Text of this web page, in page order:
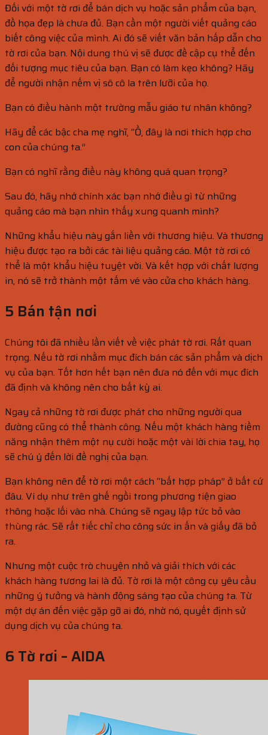
Đối với một tờ rơi để bán dịch vụ hoặc sản phẩm của bạn,
đồ họa đẹp là chưa đủ. Bạn cần một người viết quảng cáo
biết công việc của mình. Ai đó sẽ viết văn bản hấp dẫn cho
tờ rơi của bạn. Nội dung thú vị sẽ được đề cập cụ thể đến
đối tượng mục tiêu của bạn. Bạn có làm kẹo không? Hãy
để người nhận nếm vị sô cô la trên lưỡi của họ.
Bạn có điều hành một trường mẫu giáo tư nhân không?
Hãy để các bậc cha mẹ nghĩ, “Ồ, đây là nơi thích hợp cho
con của chúng ta.”
Bạn có nghĩ rằng điều này không quá quan trọng?
Sau đó, hãy nhớ chính xác bạn nhớ điều gì từ những
quảng cáo mà bạn nhìn thấy xung quanh mình?
Những khẩu hiệu này gắn liền với thương hiệu. Và thương
hiệu được tạo ra bởi các tài liệu quảng cáo. Một tờ rơi có
thể là một khẩu hiệu tuyệt vời. Và kết hợp với chất lượng
in, nó sẽ trở thành một tấm vé vào cửa cho khách hàng.
5 Bán tận nơi
Chúng tôi đã nhiều lần viết về việc phát tờ rơi. Rất quan
trọng. Nếu tờ rơi nhằm mục đích bán các sản phẩm và dịch
vụ của bạn. Tốt hơn hết bạn nên đưa nó đến với mục đích
đã định và không nên cho bất kỳ ai.
Ngay cả những tờ rơi được phát cho những người qua
đường cũng có thể thành công. Nếu một khách hàng tiềm
năng nhận thêm một nụ cười hoặc một vài lời chia tay, họ
sẽ chú ý đến lời đề nghị của bạn.
Bạn không nên để tờ rơi một cách “bất hợp pháp” ở bất cứ
đâu. Ví dụ như trên ghế ngồi trong phương tiện giao
thông hoặc lối vào nhà. Chúng sẽ ngay lập tức bỏ vào
thùng rác. Sẽ rất tiếc chỉ cho công sức in ấn và giấy đã bỏ
ra.
Nhưng một cuộc trò chuyện nhỏ và giải thích với các
khách hàng tương lai là đủ. Tờ rơi là một công cụ yêu cầu
những ý tưởng và hành động sáng tạo của chúng ta. Từ
một dự án đến việc gặp gỡ ai đó, nhờ nó, quyết định sử
dụng dịch vụ của chúng ta.
6 Tờ rơi – AIDA